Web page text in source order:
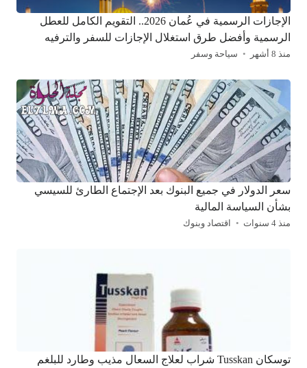
الإجازات الرسمية في عُمان 2026.. التقويم الكامل للعطل
الرسمية وأفضل طرق استغلال الإجازات للسفر والترفيه
منذ 8 أشهر سياحة وسفر
سعر الدولار في جميع البنوك بعد الإجتماع الطارئ للسيسي
بشأن السياسة المالية
منذ 4 سنوات اقتصاد وبنوك
توسكان Tusskan شراب لعلاج السعال مذيب وطارد للبلغم